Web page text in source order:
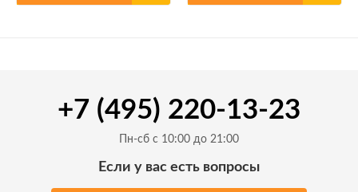
+7 (495) 220-13-23
Пн-сб с 10:00 до 21:00
Если у вас есть вопросы